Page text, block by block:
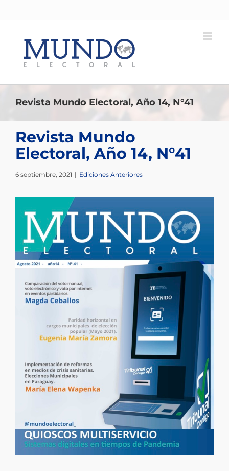
contenido
Revista Mundo Electoral, Año 14, N°41
Revista Mundo
Electoral, Año 14, N°41
6 septiembre, 2021 | Ediciones Anteriores